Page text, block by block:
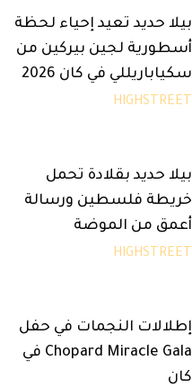
بيلا حديد تعيد إحياء لحظة
أسطورية لجين بيركين من
سكياباريللي في كان 2026
HIGHSTREET
بيلا حديد بقلادة تحمل
خريطة فلسطين ورسالة
أعمق من الموضة
HIGHSTREET
إطلالات النجمات في حفل
Chopard Miracle Gala في
كان